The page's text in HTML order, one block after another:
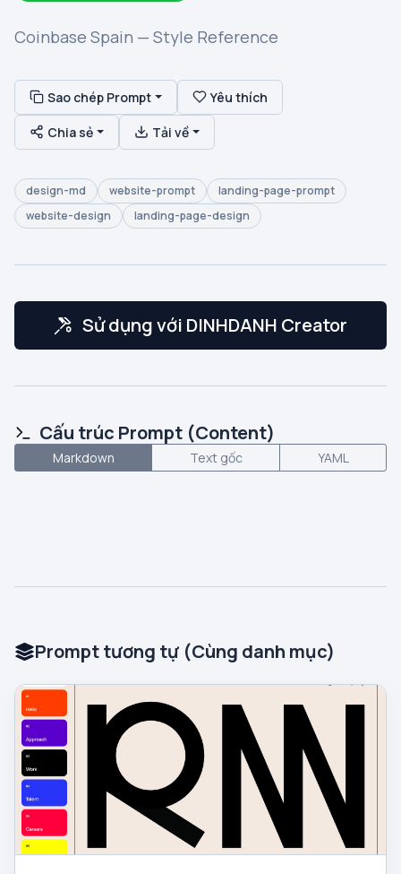
Coinbase Spain — Style Reference
Sao chép Prompt Yêu thích
Chia sẻ Tải về
design-md website-prompt
landing-page-prompt
website-design
landing-page-design
Sử dụng với DINHDANH Creator
Cấu trúc Prompt (Content)
Markdown Text gốc YAML
Prompt tương tự (Cùng danh mục)